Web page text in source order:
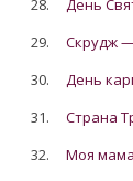
28.
День
29.
Скрудж
30.
День
31.
Страна
32.
Моя